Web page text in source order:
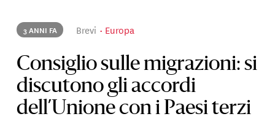
3 ANNI FA Brevi Europa
Consiglio sulle migrazioni: si
discutono gli accordi
dell’Unione con i Paesi terzi